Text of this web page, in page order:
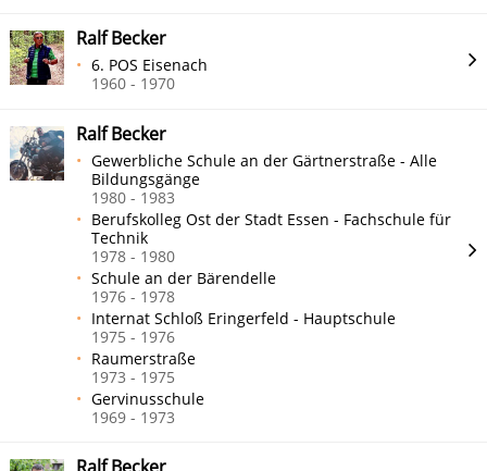
Ralf Becker
6. POS Eisenach
1960 - 1970
Ralf Becker
Gewerbliche Schule an der Gärtnerstraße - Alle
Bildungsgänge
1980 - 1983
Berufskolleg Ost der Stadt Essen - Fachschule für
Technik
1978 - 1980
Schule an der Bärendelle
1976 - 1978
Internat Schloß Eringerfeld - Hauptschule
1975 - 1976
Raumerstraße
1973 - 1975
Gervinusschule
1969 - 1973